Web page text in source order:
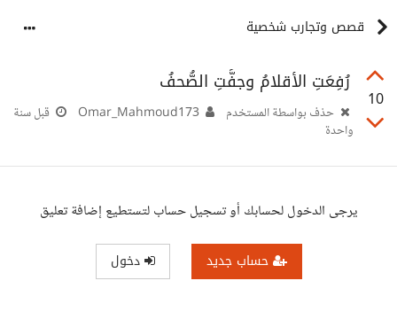
قصص وتجارب شخصية
10
رُفِعَتِ الأقلامُ وجفَّتِ الصُّحفُ
حذف بواسطة المستخدم
قبل سنة
واحدة
يرجى الدخول لحسابك أو تسجيل حساب لتستطيع إضافة تعليق
حساب جديد دخول